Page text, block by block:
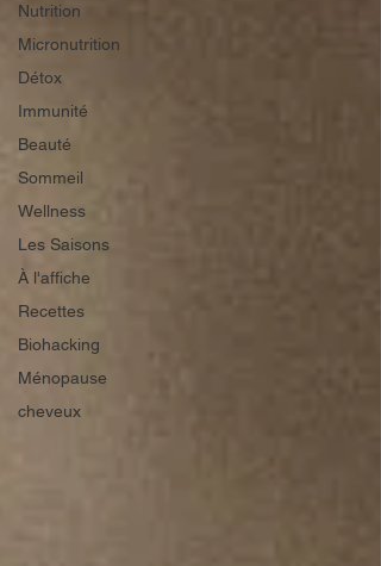
Nutrition
Micronutrition
Détox
Immunité
Beauté
Sommeil
Wellness
Les Saisons
À l'affiche
Recettes
Biohacking
Ménopause
cheveux